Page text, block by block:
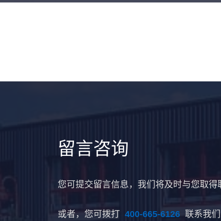
留言咨询
您可提交留言信息，我们将及时与您取得
或者，您可拨打 400-665-6126 联系我们